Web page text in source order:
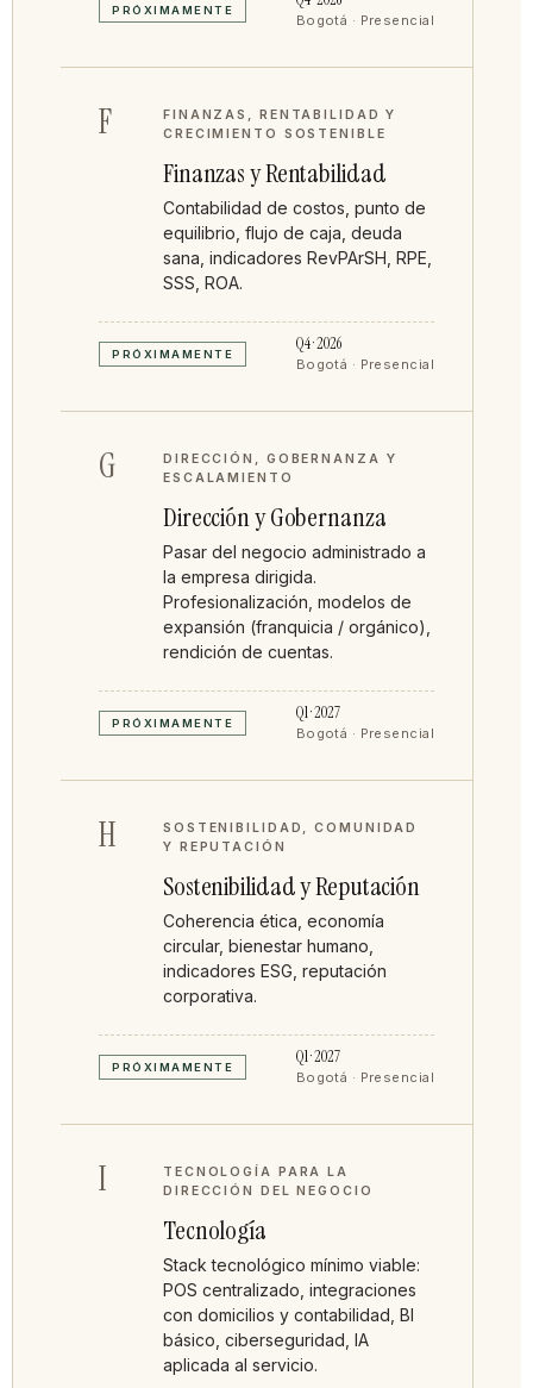
PRÓXIMAMENTE
Bogotá · Presencial
F
FINANZAS, RENTABILIDAD Y
CRECIMIENTO SOSTENIBLE
Finanzas y Rentabilidad
Contabilidad de costos, punto de
equilibrio, flujo de caja, deuda
sana, indicadores RevPArSH, RPE,
SSS, ROA.
PRÓXIMAMENTE Q4 · 2026
Bogotá · Presencial
G
DIRECCIÓN, GOBERNANZA Y
ESCALAMIENTO
Dirección y Gobernanza
Pasar del negocio administrado a
la empresa dirigida.
Profesionalización, modelos de
expansión (franquicia / orgánico),
rendición de cuentas.
PRÓXIMAMENTE Q1 · 2027
Bogotá · Presencial
H
SOSTENIBILIDAD, COMUNIDAD
Y REPUTACIÓN
Sostenibilidad y Reputación
Coherencia ética, economía
circular, bienestar humano,
indicadores ESG, reputación
corporativa.
PRÓXIMAMENTE Q1 · 2027
Bogotá · Presencial
I
TECNOLOGÍA PARA LA
DIRECCIÓN DEL NEGOCIO
Tecnología
Stack tecnológico mínimo viable:
POS centralizado, integraciones
con domicilios y contabilidad, BI
básico, ciberseguridad, IA
aplicada al servicio.